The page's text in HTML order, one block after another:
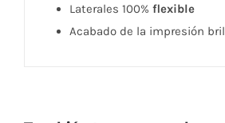
Laterales 100% flexible
Acabado de la impresión